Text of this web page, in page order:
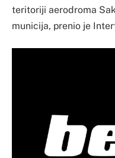
teritoriji aerodroma
municija, prenio je